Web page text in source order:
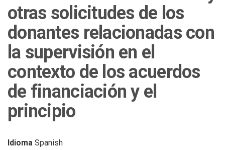
otras solicitudes de los
donantes relacionadas con
la supervisión en el
contexto de los acuerdos
de financiación y el
principio
Idioma Spanish